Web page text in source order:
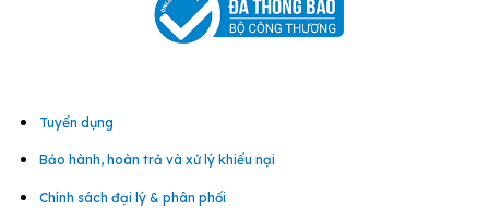
Tuyển dụng
Bảo hành, hoàn trả và xử lý khiếu nại
Chính sách đại lý & phân phối